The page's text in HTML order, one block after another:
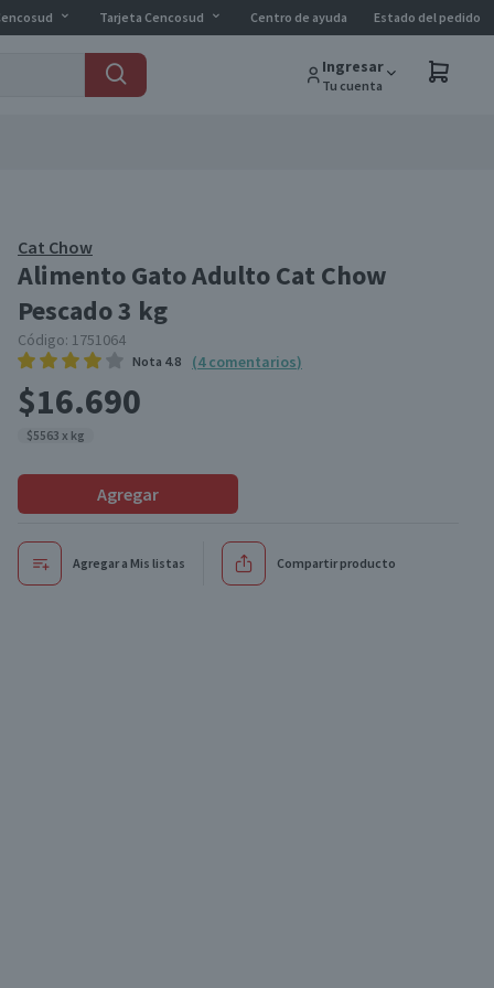
Tarjeta Cencosud Centro de ayuda Estado del pedido
Ingresar
Tu cuenta
Cat Chow
Alimento Gato Adulto Cat Chow
Pescado 3 kg
Código: 1751064
Nota 4.8 (4 comentarios)
$16.690
$5563 x kg
Agregar
Agregar a Mis listas Compartir producto